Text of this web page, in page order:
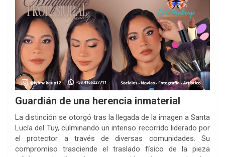
Guardián de una herencia inmaterial
La distinción se otorgó tras la llegada de la imagen a Santa
Lucía del Tuy, culminando un intenso recorrido liderado por
el protector a través de diversas comunidades. Su
compromiso trasciende el traslado físico de la pieza